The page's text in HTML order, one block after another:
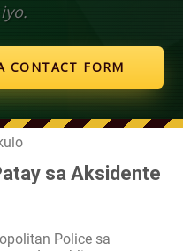
CONTACT FORM
sa Aksidente
Police sa